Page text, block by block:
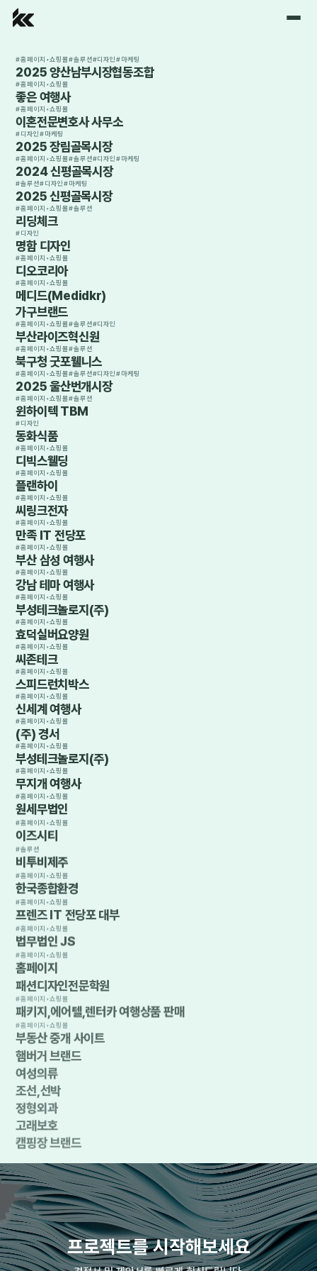
#홈페이지•쇼핑몰#솔루션#디자인#마케팅
2025 양산남부시장협동조합
#홈페이지•쇼핑몰
좋은 여행사
#홈페이지•쇼핑몰
이혼전문변호사 사무소
#디자인#마케팅
2025 장림골목시장
#홈페이지•쇼핑몰#솔루션#디자인#마케팅
2024 신평골목시장
#솔루션#디자인#마케팅
2025 신평골목시장
#홈페이지•쇼핑몰#솔루션
리딩체크
#디자인
명함 디자인
#홈페이지•쇼핑몰
디오코리아
#홈페이지•쇼핑몰
메디드(Medidkr)
가구브랜드
#홈페이지•쇼핑몰#솔루션#디자인
부산라이즈혁신원
#홈페이지•쇼핑몰#솔루션
북구청 굿포웰니스
#홈페이지•쇼핑몰#솔루션#디자인#마케팅
2025 울산번개시장
#홈페이지•쇼핑몰#솔루션
윈하이텍 TBM
#디자인
동화식품
#홈페이지•쇼핑몰
디빅스웰딩
#홈페이지•쇼핑몰
플랜하이
#홈페이지•쇼핑몰
씨링크전자
#홈페이지•쇼핑몰
만족 IT 전당포
#홈페이지•쇼핑몰
부산 삼성 여행사
#홈페이지•쇼핑몰
강남 테마 여행사
#홈페이지•쇼핑몰
부성테크놀로지(주)
#홈페이지•쇼핑몰
효덕실버요양원
#홈페이지•쇼핑몰
씨존테크
#홈페이지•쇼핑몰
스피드런치박스
#홈페이지•쇼핑몰
신세계 여행사
#홈페이지•쇼핑몰
(주) 경서
#홈페이지•쇼핑몰
부성테크놀로지(주)
#홈페이지•쇼핑몰
무지개 여행사
#홈페이지•쇼핑몰
원세무법인
#홈페이지•쇼핑몰
이즈시티
#솔루션
비투비제주
#홈페이지•쇼핑몰
한국종합환경
#홈페이지•쇼핑몰
프렌즈 IT 전당포 대부
#홈페이지•쇼핑몰
법무법인 JS
#홈페이지•쇼핑몰
홈페이지
패션디자인전문학원
#홈페이지•쇼핑몰
패키지,에어텔,렌터카 여행상품 판매
#홈페이지•쇼핑몰
부동산 중개 사이트
햄버거 브랜드
여성의류
조선,선박
정형외과
고래보호
캠핑장 브랜드
프로젝트를 시작해보세요
홈
포트폴리오
견적요청